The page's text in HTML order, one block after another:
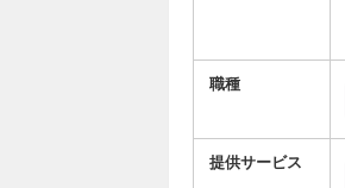
職種
提供サービス